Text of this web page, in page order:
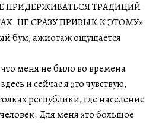
ПРИДЕРЖИВАТЬСЯ ТРАДИЦИЙ
НЕ СРАЗУ ПРИВЫК К ЭТОМУ»
бум, ажиотаж ощущается
меня не было во времена
и сейчас я это чувствую,
республики, где население
Для меня это большое